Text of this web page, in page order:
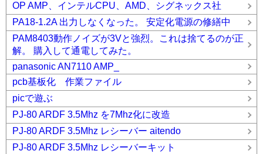
OP AMP、インテルCPU、AMD、シグネックス社
PA18-1.2A 出力しなくなった。 安定化電源の修繕中
PAM8403動作ノイズが3Vと強烈。これは捨てるのが正
解。 購入して通電してみた。
panasonic AN7110 AMP_
pcb基板化 作業ファイル
picで遊ぶ
PJ-80 ARDF 3.5Mhz を7Mhz化に改造
PJ-80 ARDF 3.5Mhz レシーバー aitendo
PJ-80 ARDF 3.5Mhz レシーバーキット